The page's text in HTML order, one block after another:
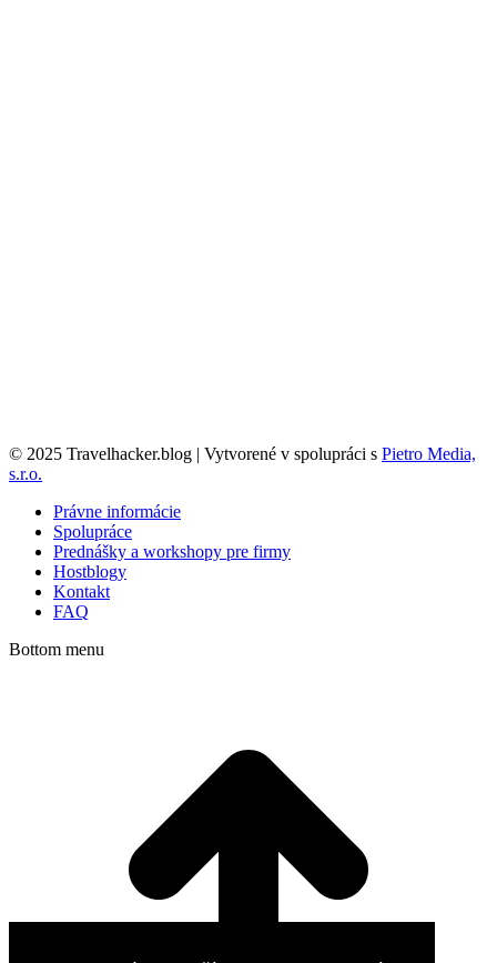
© 2025 Travelhacker.blog | Vytvorené v spolupráci s Pietro Media,
s.r.o.
Právne informácie
Spolupráce
Prednášky a workshopy pre firmy
Hostblogy
Kontakt
FAQ
Bottom menu